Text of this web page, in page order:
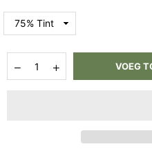
Aantal
verlagen
Aantal
verhogen
VOEG